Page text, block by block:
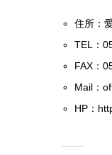
住所：
TEL：
FAX：
Mail：
HP：